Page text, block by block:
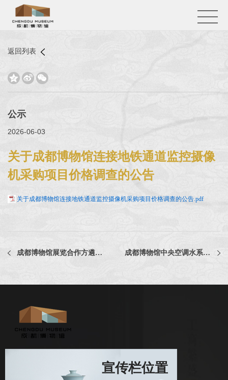
返回列表
  
公示
2026-06-03
关于成都博物馆连接地铁通道监控摄像
机采购项目价格调查的公告
关于成都博物馆连接地铁通道监控摄像机采购项目价格调查的公告.pdf
成都博物馆展览合作方遴选项目结果公告 成都博物馆中央空调水系统清洗服务项目中选公告
宣传栏位置